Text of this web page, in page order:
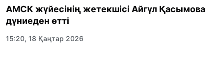
АМСК жүйесінің жетекшісі Айгүл Қасымова
дүниеден өтті
15:20, 18 Қаңтар 2026